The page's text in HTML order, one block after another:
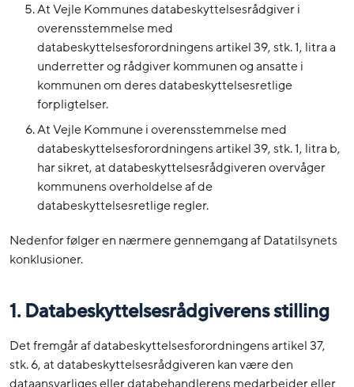
At Vejle Kommunes databeskyttelsesrådgiver i
overensstemmelse med
databeskyttelsesforordningens artikel 39, stk. 1, litra a
underretter og rådgiver kommunen og ansatte i
kommunen om deres databeskyttelsesretlige
forpligtelser.
At Vejle Kommune i overensstemmelse med
databeskyttelsesforordningens artikel 39, stk. 1, litra b,
har sikret, at databeskyttelsesrådgiveren overvåger
kommunens overholdelse af de
databeskyttelsesretlige regler.
Nedenfor følger en nærmere gennemgang af Datatilsynets
konklusioner.
1. Databeskyttelsesrådgiverens stilling
Det fremgår af databeskyttelsesforordningens artikel 37,
stk. 6, at databeskyttelsesrådgiveren kan være den
dataansvarliges eller databehandlerens medarbejder eller